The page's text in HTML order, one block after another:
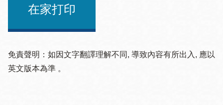
在家打印
免責聲明：如因文字翻譯理解不同, 導致內容有所出入, 應以
英文版本為準 。